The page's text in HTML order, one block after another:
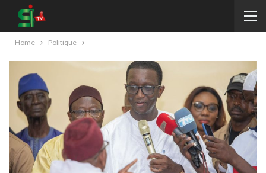
Home Politique